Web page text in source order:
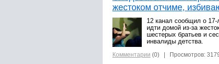
жестоком отчиме,
12 канал сообщил о 17-
идти домой из-за
шестерых братьев и
инвалиды детства.
Комментарии (0) | Просмотров: